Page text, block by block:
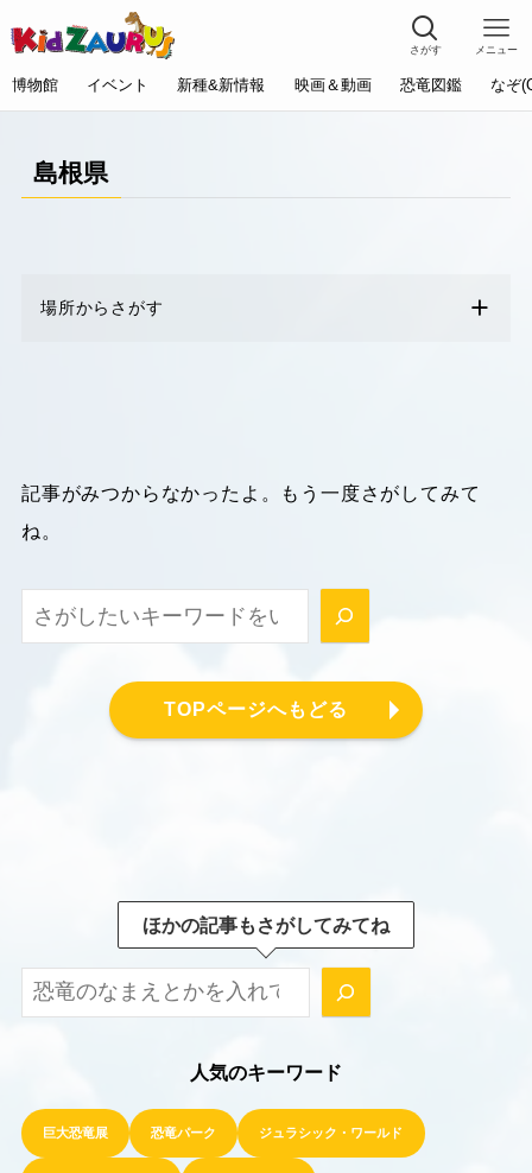
さがす メニュー
博物館 イベント 新種&新情報 映画＆動画 恐竜図鑑 なぞ
島根県
場所からさがす
記事がみつからなかったよ。もう一度さがしてみて
ね。
検索
TOPページへもどる
ほかの記事もさがしてみてね
ほかの記事もさがしてみてね！
人気のキーワード
巨大恐竜展 恐竜パーク ジュラシック・ワールド